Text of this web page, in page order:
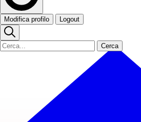
Modifica profilo Logout
Cerca